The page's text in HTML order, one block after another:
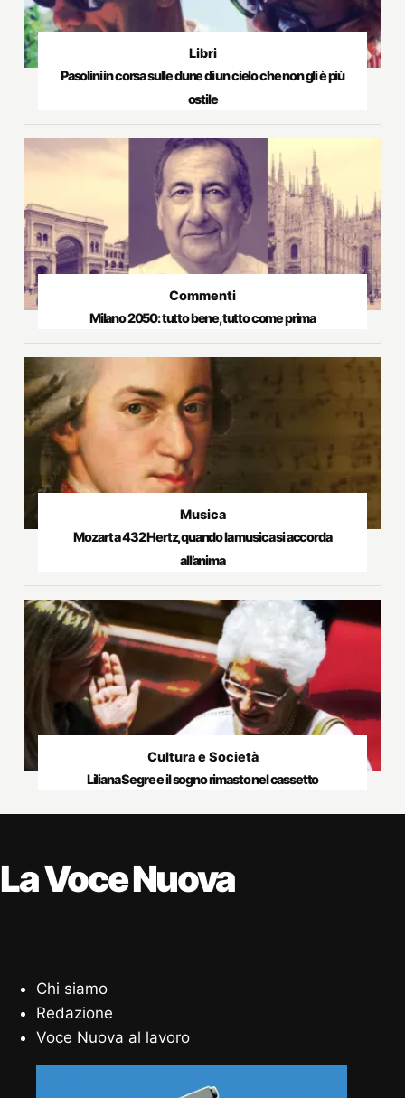
Libri
Pasolini in corsa sulle dune di un cielo che non gli è più
ostile
Commenti
Milano 2050: tutto bene, tutto come prima
Musica
Mozart a 432 Hertz, quando la musica si accorda
all’anima
Cultura e Società
Liliana Segre e il sogno rimasto nel cassetto
La Voce Nuova
Chi siamo
Redazione
Voce Nuova al lavoro